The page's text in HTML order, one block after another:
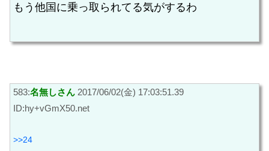
もう他国に乗っ取られてる気がするわ
583:名無しさん 2017/06/02(金) 17:03:51.39
ID:hy+vGmX50.net
>>24